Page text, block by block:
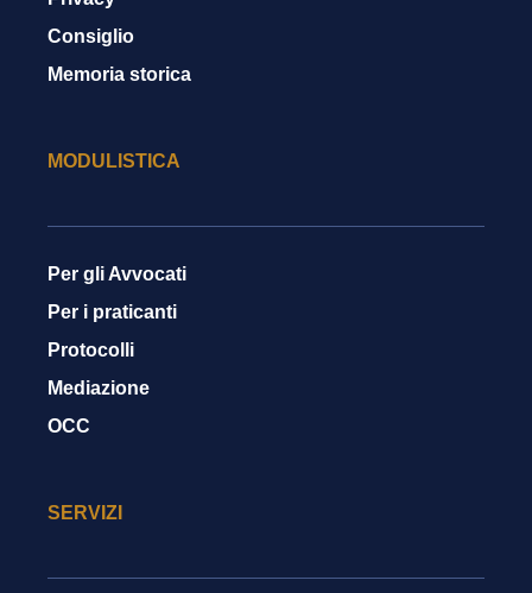
Consiglio
Memoria storica
MODULISTICA
Per gli Avvocati
Per i praticanti
Protocolli
Mediazione
OCC
SERVIZI